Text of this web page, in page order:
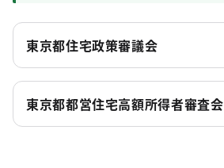
東京都住宅政策審議会
東京都都営住宅高額所得者審査会